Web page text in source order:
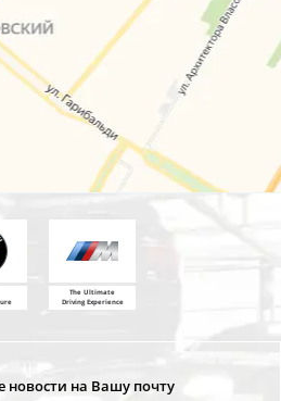
The Ultimate
Driving Experience
новости на Вашу почту